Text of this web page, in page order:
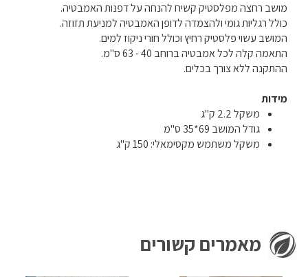
מושב רחצה מפלסטיק קשיח להנחה על דפנות האמבטיה.
כולל רגליות גומי ולהצמדה לדופן האמבטיה למניעת תזוזה.
המושב עשוי פלסטיק רחיץ וכולל חורי ניקוז למים.
התאמה קלה לכל אמבטיה ברוחב 40 - 63 ס"מ.
ההתקנה ללא צורך בכלים.
מידות
משקל 2.2 ק"ג
גודל המושב 69*35 ס"מ
משקל משתמש מקסימאלי: 150 ק"ג
מאמרים קשורים